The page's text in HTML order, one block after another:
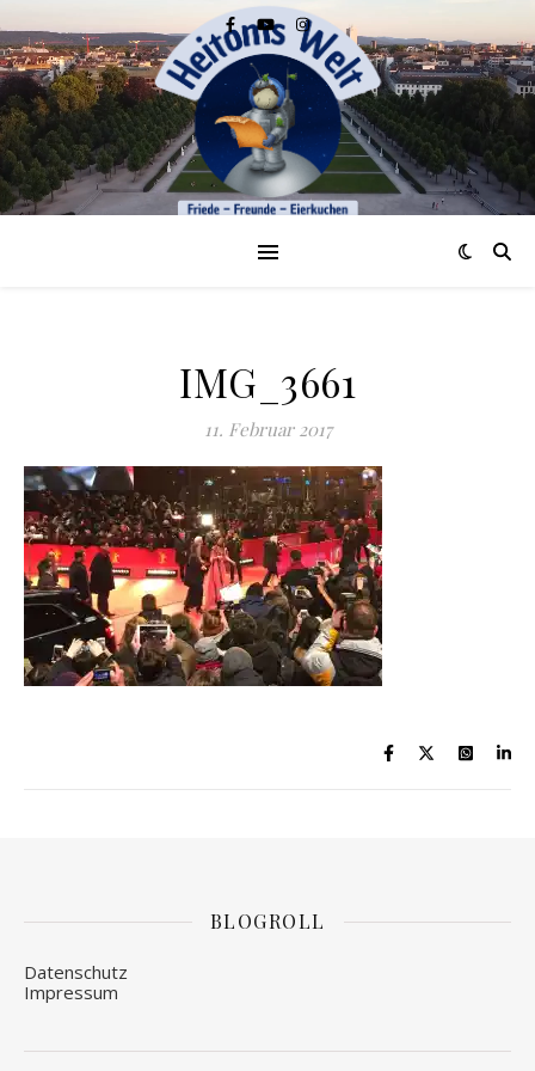
IMG_3661
11. Februar 2017
BLOGROLL
Datenschutz
Impressum